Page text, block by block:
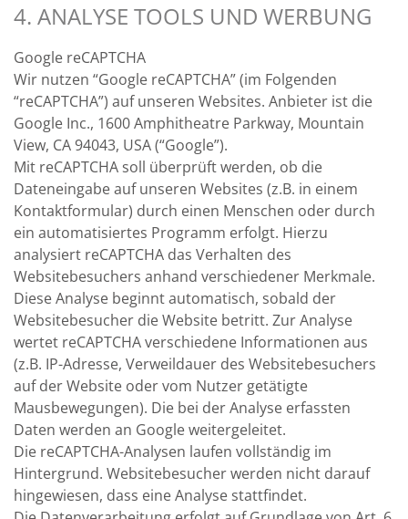
4. ANALYSE TOOLS UND WERBUNG
Google reCAPTCHA
Wir nutzen “Google reCAPTCHA” (im Folgenden
“reCAPTCHA”) auf unseren Websites. Anbieter ist die
Google Inc., 1600 Amphitheatre Parkway, Mountain
View, CA 94043, USA (“Google”).
Mit reCAPTCHA soll überprüft werden, ob die
Dateneingabe auf unseren Websites (z.B. in einem
Kontaktformular) durch einen Menschen oder durch
ein automatisiertes Programm erfolgt. Hierzu
analysiert reCAPTCHA das Verhalten des
Websitebesuchers anhand verschiedener Merkmale.
Diese Analyse beginnt automatisch, sobald der
Websitebesucher die Website betritt. Zur Analyse
wertet reCAPTCHA verschiedene Informationen aus
(z.B. IP-Adresse, Verweildauer des Websitebesuchers
auf der Website oder vom Nutzer getätigte
Mausbewegungen). Die bei der Analyse erfassten
Daten werden an Google weitergeleitet.
Die reCAPTCHA-Analysen laufen vollständig im
Hintergrund. Websitebesucher werden nicht darauf
hingewiesen, dass eine Analyse stattfindet.